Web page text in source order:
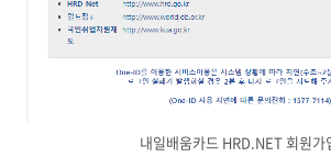
내일배움카드 HRD.NET 회원가